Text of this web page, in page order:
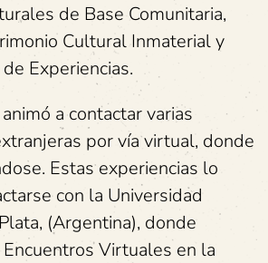
de Base Comunitaria,
Cultural Inmaterial y
Experiencias.
a contactar varias
por vía virtual, donde
Estas experiencias lo
con la Universidad
(Argentina), donde
Virtuales en la